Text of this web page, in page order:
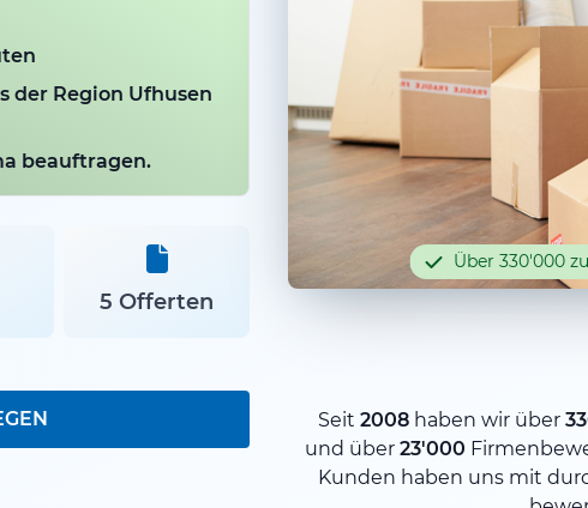
der Region Ufhusen
beauftragen.
5 Offerten
Über 330'000
Seit 2008haben wir über
und über 23'000
Kunden haben uns mit